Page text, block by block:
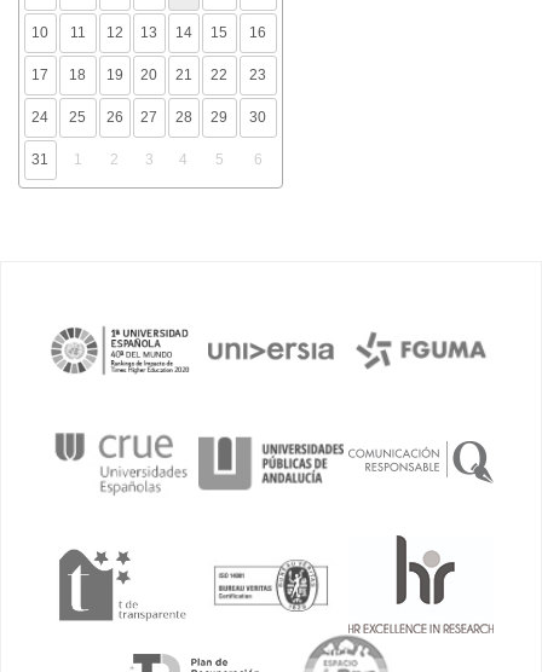
10 11 12 13 14 15 16
17 18 19 20 21 22 23
24 25 26 27 28 29 30
31 1 2 3 4 5 6